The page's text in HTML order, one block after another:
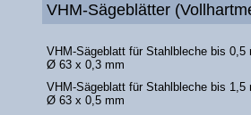
VHM-Sägeblätter
VHM-Sägeblatt für Stahlbleche bis 0,5
Ø 63 x 0,3 mm
VHM-Sägeblatt für Stahlbleche bis 1,5
Ø 63 x 0,5 mm